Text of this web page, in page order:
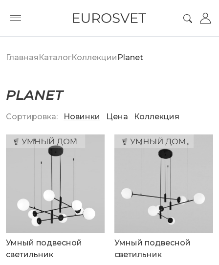
ГлавнаяКаталогКоллекции Planet
PLANET
Сортировка: Новинки Цена Коллекция
Умный подвесной
светильник
Умный подвесной
светильник